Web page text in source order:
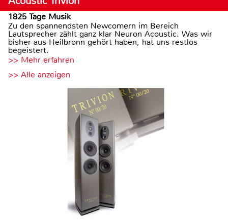
1825 Tage Musik
Zu den spannendsten Newcomern im Bereich
Lautsprecher zählt ganz klar Neuron Acoustic. Was wir
bisher aus Heilbronn gehört haben, hat uns restlos
begeistert.
>> Mehr erfahren
>> Alle anzeigen